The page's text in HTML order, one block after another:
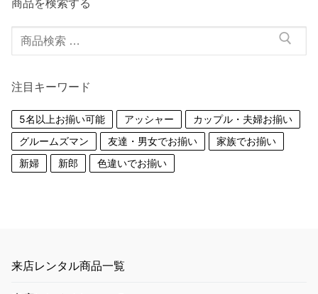
検
索
象:
注目キーワード
5名以上お揃い可能 アッシャー
カップル・夫婦お揃い
グルームズマン
友達・男女でお揃い
家族でお揃い
新婦
新郎 色違いでお揃い
来店レンタル商品一覧